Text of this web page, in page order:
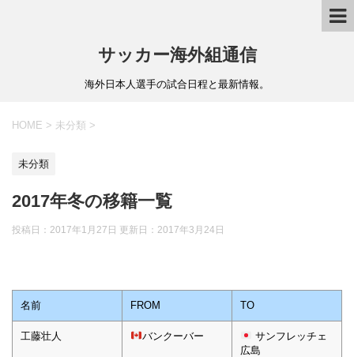
サッカー海外組通信
海外日本人選手の試合日程と最新情報。
HOME > 未分類 >
未分類
2017年冬の移籍一覧
投稿日：2017年1月27日 更新日： 2017年3月24日
名前 FROM TO
工藤壮人 バンクーバー
サンフレッチェ
広島